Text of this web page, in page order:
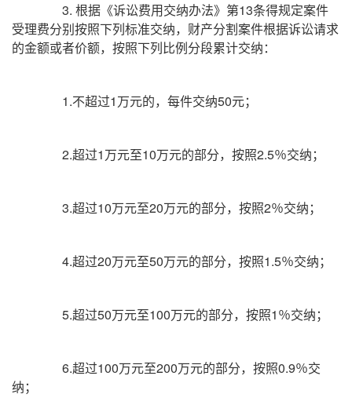
3. 根据《诉讼费用交纳办法》第13条得规定案件
受理费分别按照下列标准交纳，财产分割案件根据诉讼请求
的金额或者价额，按照下列比例分段累计交纳：
1.不超过1万元的，每件交纳50元；
2.超过1万元至10万元的部分，按照2.5％交纳；
3.超过10万元至20万元的部分，按照2％交纳；
4.超过20万元至50万元的部分，按照1.5％交纳；
5.超过50万元至100万元的部分，按照1％交纳；
6.超过100万元至200万元的部分，按照0.9％交
纳；